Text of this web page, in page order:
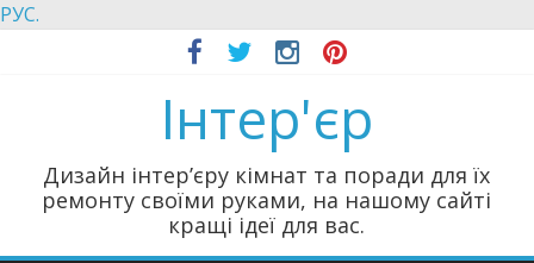
РУС.
Інтер'єр
Дизайн інтер’єру кімнат та поради для їх
ремонту своїми руками, на нашому сайті
кращі ідеї для вас.